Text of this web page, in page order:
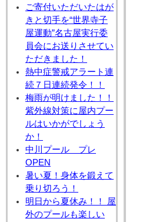
ご寄付いただいたはが
きと切手を“世界寺子
屋運動”名古屋実行委
員会にお送りさせてい
ただきました！
熱中症警戒アラート連
続７日連続発令！！
梅雨が明けました！！
紫外線対策に屋内プー
ルはいかがでしょう
か！
中川プール プレ
OPEN
暑い夏！身体を鍛えて
乗り切ろう！
明日から夏休み！！ 屋
外のプールも楽しい